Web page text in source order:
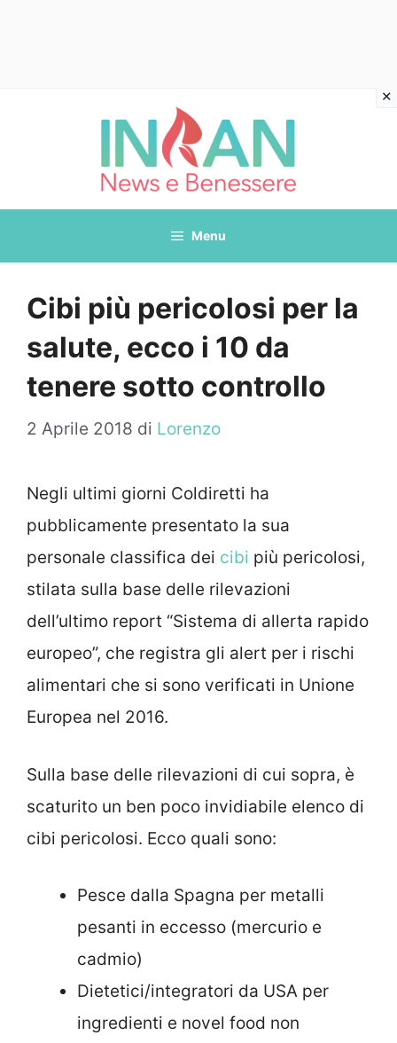
Menu
Cibi più pericolosi per la
salute, ecco i 10 da
tenere sotto controllo
2 Aprile 2018 di Lorenzo
Negli ultimi giorni Coldiretti ha
pubblicamente presentato la sua
personale classifica dei cibi più pericolosi,
stilata sulla base delle rilevazioni
dell’ultimo report “Sistema di allerta rapido
europeo”, che registra gli alert per i rischi
alimentari che si sono verificati in Unione
Europea nel 2016.
Sulla base delle rilevazioni di cui sopra, è
scaturito un ben poco invidiabile elenco di
cibi pericolosi. Ecco quali sono:
Pesce dalla Spagna per metalli
pesanti in eccesso (mercurio e
cadmio)
Dietetici/integratori da USA per
ingredienti e novel food non